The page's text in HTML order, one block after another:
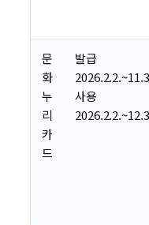
문
화
누
리
카
드
발급
사용